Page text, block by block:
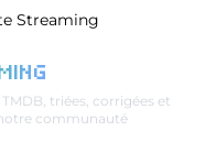
Streaming
TMDB , triées, corrigées et
communauté